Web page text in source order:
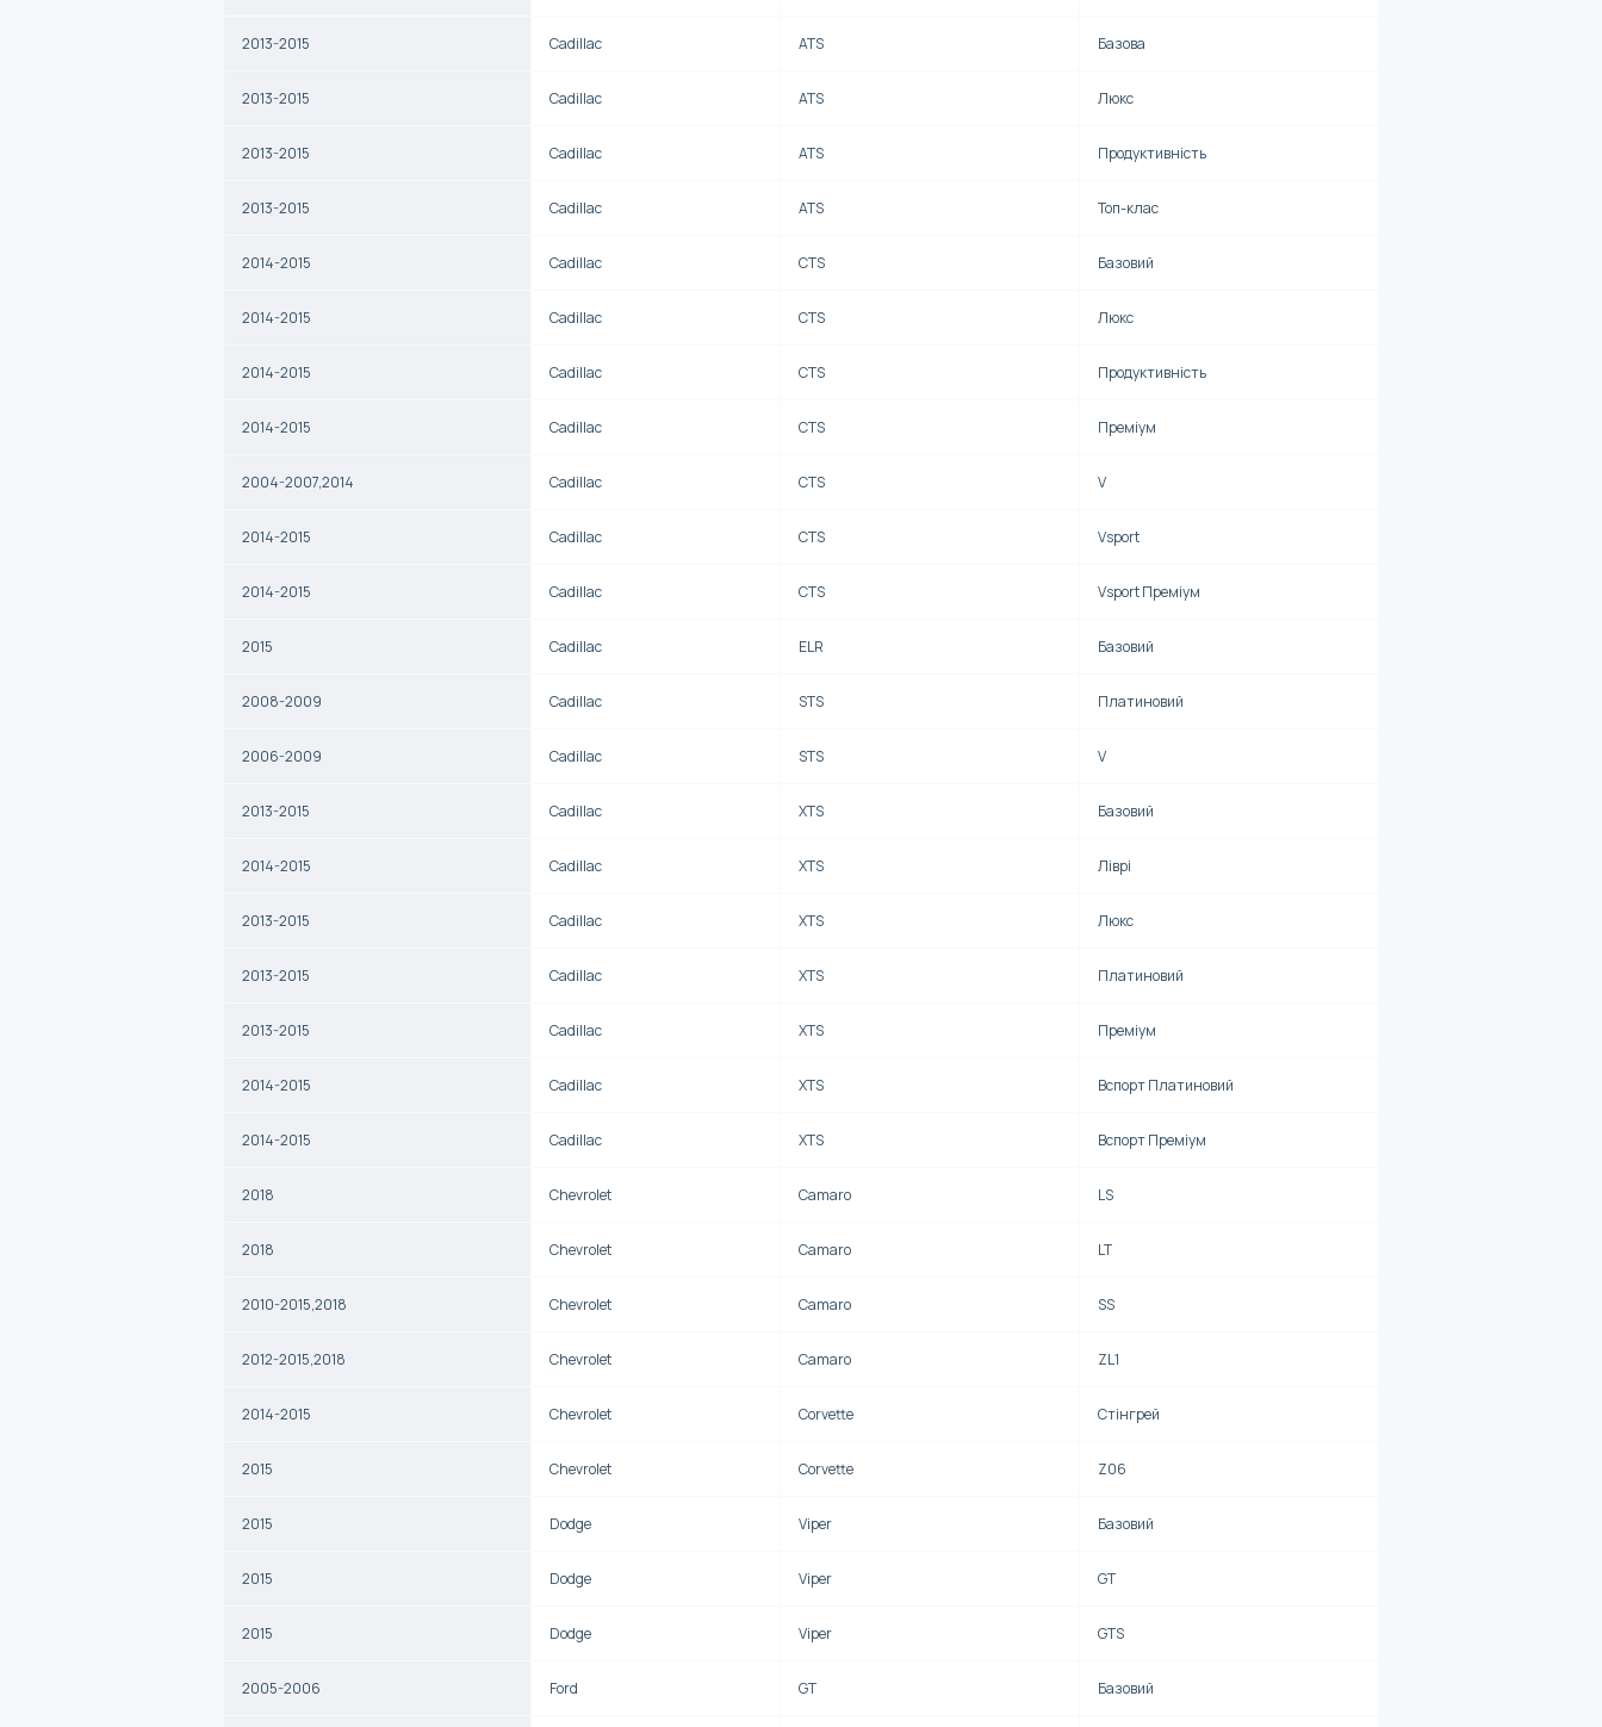
2013-2015 Cadillac ATS Базова
2013-2015 Cadillac ATS Люкс
2013-2015 Cadillac ATS Продуктивність
2013-2015 Cadillac ATS Топ-клас
2014-2015 Cadillac CTS Базовий
2014-2015 Cadillac CTS Люкс
2014-2015 Cadillac CTS Продуктивність
2014-2015 Cadillac CTS Преміум
2004-2007,2014 Cadillac CTS V
2014-2015 Cadillac CTS Vsport
2014-2015 Cadillac CTS Vsport Преміум
2015 Cadillac ELR Базовий
2008-2009 Cadillac STS Платиновий
2006-2009 Cadillac STS V
2013-2015 Cadillac XTS Базовий
2014-2015 Cadillac XTS Ліврі
2013-2015 Cadillac XTS Люкс
2013-2015 Cadillac XTS Платиновий
2013-2015 Cadillac XTS Преміум
2014-2015 Cadillac XTS Вспорт Платиновий
2014-2015 Cadillac XTS Вспорт Преміум
2018 Chevrolet Camaro LS
2018 Chevrolet Camaro LT
2010-2015,2018 Chevrolet Camaro SS
2012-2015,2018 Chevrolet Camaro ZL1
2014-2015 Chevrolet Corvette Стінгрей
2015 Chevrolet Corvette Z06
2015 Dodge Viper Базовий
2015 Dodge Viper GT
2015 Dodge Viper GTS
2005-2006 Ford GT Базовий